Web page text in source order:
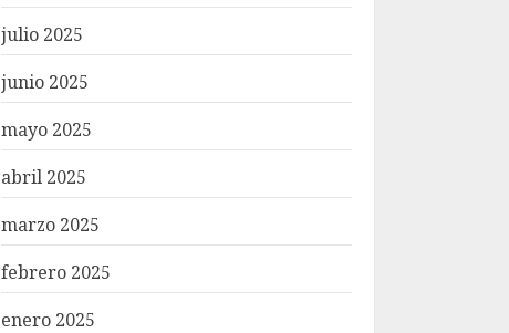
julio 2025
junio 2025
mayo 2025
abril 2025
marzo 2025
febrero 2025
enero 2025